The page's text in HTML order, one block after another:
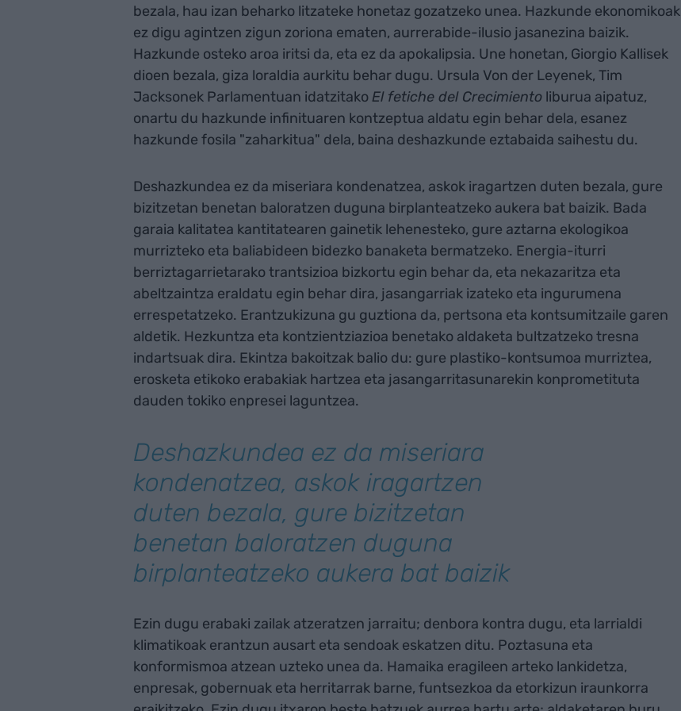
bezala, hau izan beharko litzateke honetaz gozatzeko unea. Hazkunde ekonomikoak
ez digu agintzen zigun zoriona ematen, aurrerabide-ilusio jasanezina baizik.
Hazkunde osteko aroa iritsi da, eta ez da apokalipsia. Une honetan, Giorgio Kallisek
dioen bezala, giza loraldia aurkitu behar dugu. Ursula Von der Leyenek, Tim
Jacksonek Parlamentuan idatzitakoEl fetiche del Crecimientoliburua aipatuz,
onartu du hazkunde infinituaren kontzeptua aldatu egin behar dela, esanez
hazkunde fosila "zaharkitua" dela, baina deshazkunde eztabaida saihestu du.
Deshazkundea ez da miseriara kondenatzea, askok iragartzen duten bezala, gure
bizitzetan benetan baloratzen duguna birplanteatzeko aukera bat baizik. Bada
garaia kalitatea kantitatearen gainetik lehenesteko, gure aztarna ekologikoa
murrizteko eta baliabideen bidezko banaketa bermatzeko. Energia-iturri
berriztagarrietarako trantsizioa bizkortu egin behar da, eta nekazaritza eta
abeltzaintza eraldatu egin behar dira, jasangarriak izateko eta ingurumena
errespetatzeko. Erantzukizuna gu guztiona da, pertsona eta kontsumitzaile garen
aldetik. Hezkuntza eta kontzientziazioa benetako aldaketa bultzatzeko tresna
indartsuak dira. Ekintza bakoitzak balio du: gure plastiko-kontsumoa murriztea,
erosketa etikoko erabakiak hartzea eta jasangarritasunarekin konprometituta
dauden tokiko enpresei laguntzea.
Deshazkundea ez da miseriara
kondenatzea, askok iragartzen
duten bezala, gure bizitzetan
benetan baloratzen duguna
birplanteatzeko aukera bat baizik
Ezin dugu erabaki zailak atzeratzen jarraitu; denbora kontra dugu, eta larrialdi
klimatikoak erantzun ausart eta sendoak eskatzen ditu. Poztasuna eta
konformismoa atzean uzteko unea da. Hamaika eragileen arteko lankidetza,
enpresak, gobernuak eta herritarrak barne, funtsezkoa da etorkizun iraunkorra